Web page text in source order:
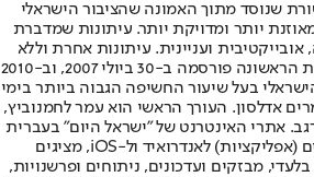
שנוסד מתוך האמונה שהציבור הישראלי
יותר ומדויקת יותר. עיתונות שמדברת
ועניינית. עיתונות אחרת וללא
תשלום. המהדורה המודפסת הראשונה פורסמה ב-30 ביולי 2007, וב-2010
בעל שיעור החשיפה הגבוה ביותר בימי
אדלסון. העורך הראשי הוא עמר לחמנוביץ,
אתרי האינטרנט של "ישראל היום" בעברית
ובאנגלית, כמו כן היישומונים (אפליקציות) לאנדרואיד ול-iOS, מציגים
מבזקים ועדכונים, ניתוחים ופרשנויות,